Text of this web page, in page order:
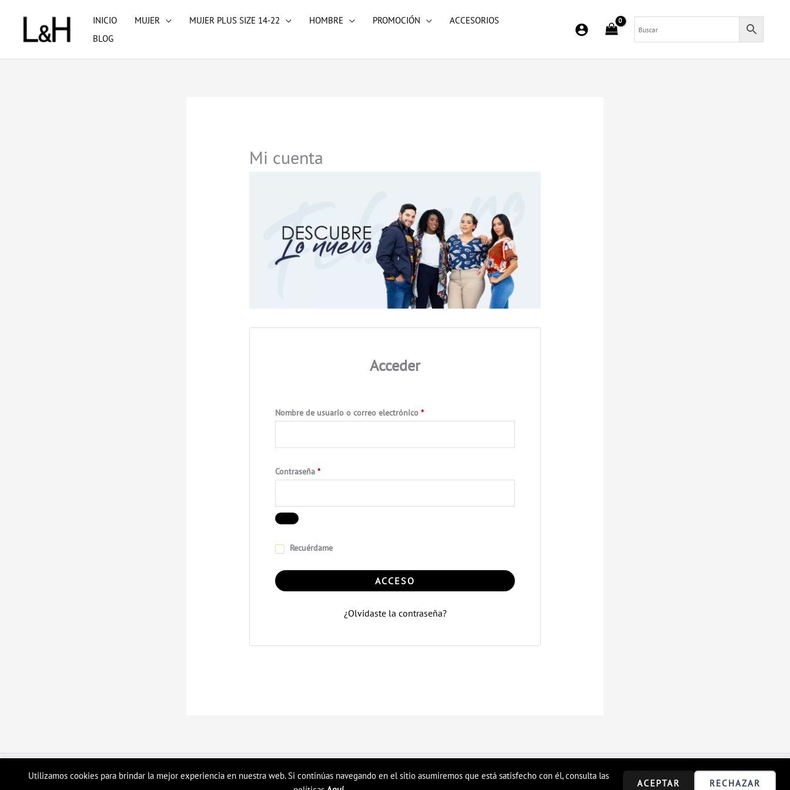
Utilizamos cookies para brindar la mejor experiencia en nuestra web. Si continúas navegando en el sitio asumiremos que está satisfecho con él, consulta las
ACEPTAR RECHAZAR
contenido
INICIO MUJER MUJER PLUS SIZE 14-22 HOMBRE PROMOCIÓN
ACCESORIOS
BLOG
Mi cuenta
Acceder
Nombre de usuario o correo electrónico *
Contraseña *
Recuérdame
ACCESO
¿Olvidaste la contraseña?
Copyright © 2026 Tienda en linea LyH